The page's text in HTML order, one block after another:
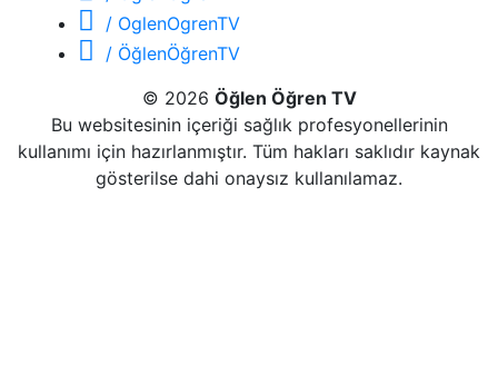
/ OglenOgrenTV
/ ÖğlenÖğrenTV
© 2026 Öğlen Öğren TV
Bu websitesinin içeriği sağlık profesyonellerinin
kullanımı için hazırlanmıştır. Tüm hakları saklıdır kaynak
gösterilse dahi onaysız kullanılamaz.